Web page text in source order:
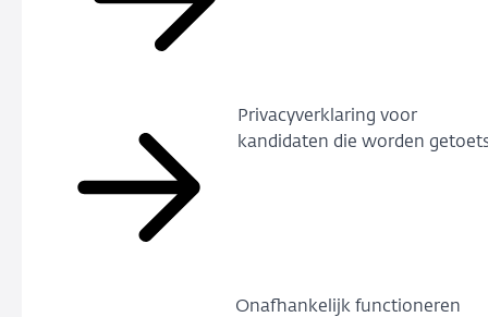
Privacyverklaring voor
kandidaten die worden
Onafhankelijk functioneren